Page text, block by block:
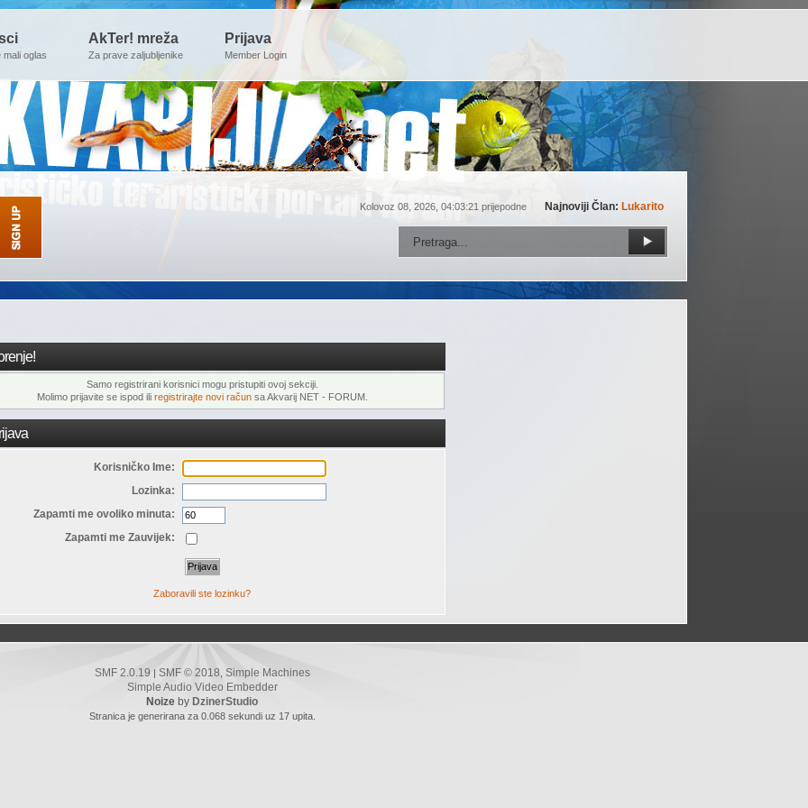
mali oglas
AkTer! mreža
Za prave zaljubljenike
Prijava
Member Login
Kolovoz 08, 2026, 04:03:21 prijepodne Najnoviji Član: Lukarito
Samo registrirani korisnici mogu pristupiti ovoj sekciji.
Molimo prijavite se ispod ili registrirajte novi računsa Akvarij NET - FORUM.
Korisničko Ime:
Lozinka:
Zapamti me ovoliko minuta:
Zapamti me Zauvijek:
Zaboravili ste lozinku?
SMF 2.0.19 SMF © 2018 Simple Machines
Simple Audio Video Embedder
Noize by DzinerStudio
Stranica je generirana za 0.068 sekundi uz 17 upita.